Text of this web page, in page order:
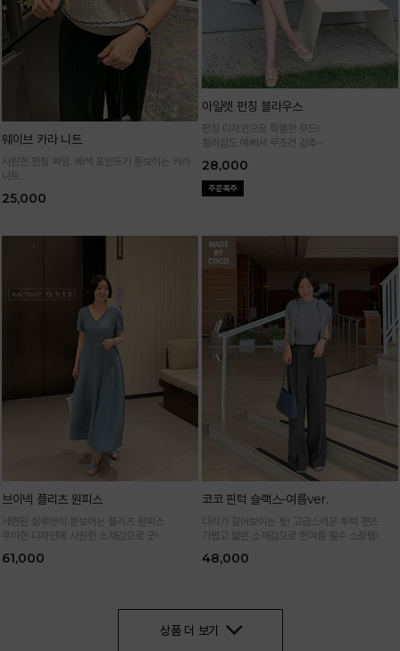
웨이브 카라 니트
시원한 펀칭 짜임, 배색 포인트가 돋보이는 카라
니트
하게 입어요
25,000
아일렛 펀칭 블라우스
펀칭 디자인으로 특별한 무드!
컬러감도 예뻐서 무조건 강추~
28,000
브이넥 플리츠 원피스
세련된 실루엣이 돋보이는 플리츠 원피스
우아한 디자인에 시원한 소재감으로 굿!
61,000
코코 핀턱 슬랙스-여름ver.
다리가 길어보이는 핏! 고급스러운 투턱 팬츠
가볍고 얇은 소재감으로 한여름 필수 소장템!
48,000
상품 더 보기